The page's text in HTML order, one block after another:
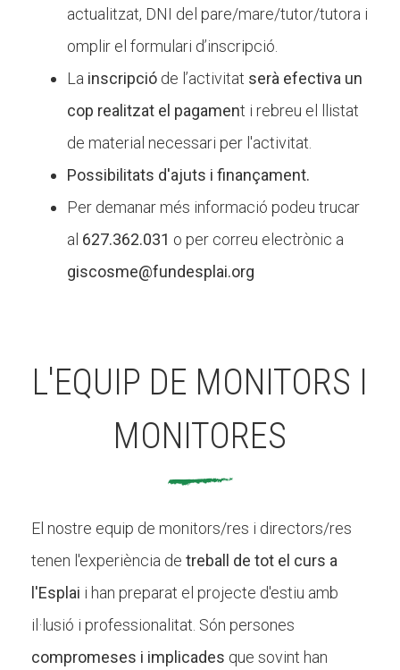
actualitzat, DNI del pare/mare/tutor/tutora i
omplir el formulari d’inscripció.
La inscripció de l’activitat serà efectiva un
cop realitzat el pagament i rebreu el llistat
de material necessari per l'activitat.
Possibilitats d'ajuts i finançament.
Per demanar més informació podeu trucar
al 627.362.031 o per correu electrònic a
giscosme@fundesplai.org
L'EQUIP DE MONITORS I
MONITORES
El nostre equip de monitors/res i directors/res
tenen l'experiència de treball de tot el curs a
l'Esplai i han preparat el projecte d'estiu amb
il·lusió i professionalitat. Són persones
compromeses i implicades que sovint han